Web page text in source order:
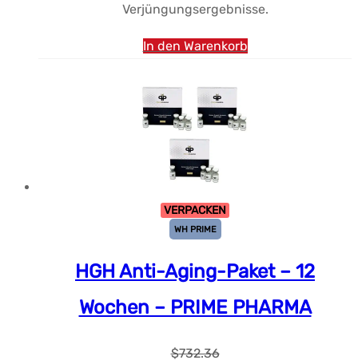
$694.35.
Verjüngungsergebnisse.
In den Warenkorb
VERPACKEN
WH PRIME
HGH Anti-Aging-Paket – 12
Wochen – PRIME PHARMA
$732.36